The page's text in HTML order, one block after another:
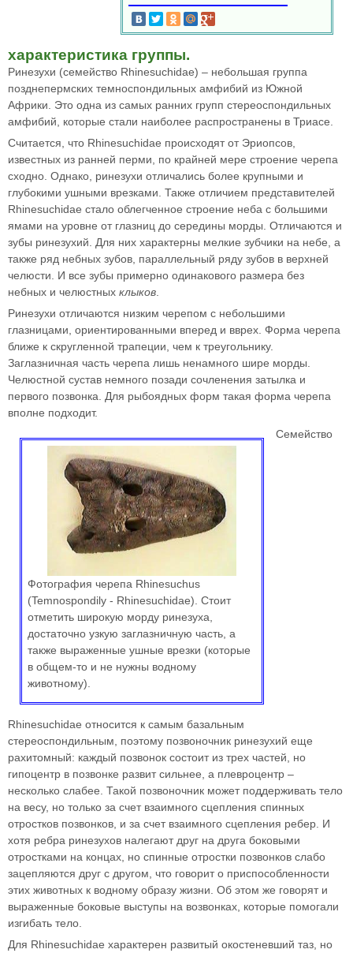
характеристика группы.
Ринезухи (семейство Rhinesuchidae) – небольшая группа
позднепермских темноспондильных амфибий из Южной
Африки. Это одна из самых ранних групп стереоспондильных
амфибий, которые стали наиболее распространены в Триасе.
Считается, что Rhinesuchidae происходят от Эриопсов,
известных из ранней перми, по крайней мере строение черепа
сходно. Однако, ринезухи отличались более крупными и
глубокими ушными врезками. Также отличием представителей
Rhinesuchidae стало облегченное строение неба с большими
ямами на уровне от глазниц до середины морды. Отличаются и
зубы ринезухий. Для них характерны мелкие зубчики на небе, а
также ряд небных зубов, параллельный ряду зубов в верхней
челюсти. И все зубы примерно одинакового размера без
небных и челюстных клыков
Ринезухи отличаются низким черепом с небольшими
глазницами, ориентированными вперед и вврех. Форма черепа
ближе к скругленной трапеции, чем к треугольнику.
Заглазничная часть черепа лишь ненамного шире морды.
Челюстной сустав немного позади сочленения затылка и
первого позвонка. Для рыбоядных форм такая форма черепа
вполне подходит.
Фотография черепа Rhinesuchus
(Temnospondily - Rhinesuchidae). Стоит
отметить широкую морду ринезуха,
достаточно узкую заглазничную часть, а
также выраженные ушные врезки (которые
в общем-то и не нужны водному
животному).
Семейство
Rhinesuchidae относится к самым базальным
стереоспондильным, поэтому позвоночник ринезухий еще
рахитомный: каждый позвонок состоит из трех частей, но
гипоцентр в позвонке развит сильнее, а плевроцентр –
несколько слабее. Такой позвоночник может поддерживать тело
на весу, но только за счет взаимного сцепления спинных
отростков позвонков, и за счет взаимного сцепления ребер. И
хотя ребра ринезухов налегают друг на друга боковыми
отростками на концах, но спинные отростки позвонков слабо
зацепляются друг с другом, что говорит о приспособленности
этих животных к водному образу жизни. Об этом же говорят и
выраженные боковые выступы на возвонках, которые помогали
изгибать тело.
Для Rhinesuchidae характерен развитый окостеневший таз, но